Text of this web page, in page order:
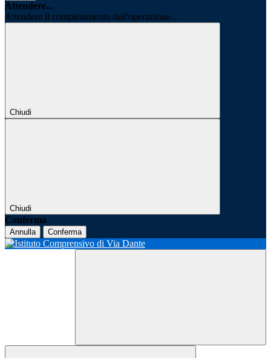
Attendere...
Attendere il completamento dell'operazione...
Chiudi
Chiudi
Conferma
Annulla Conferma